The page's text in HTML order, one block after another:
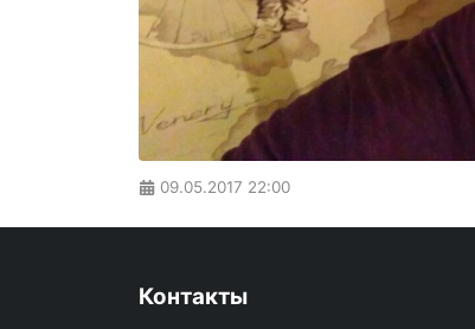
09.05.2017 22:00
Контакты